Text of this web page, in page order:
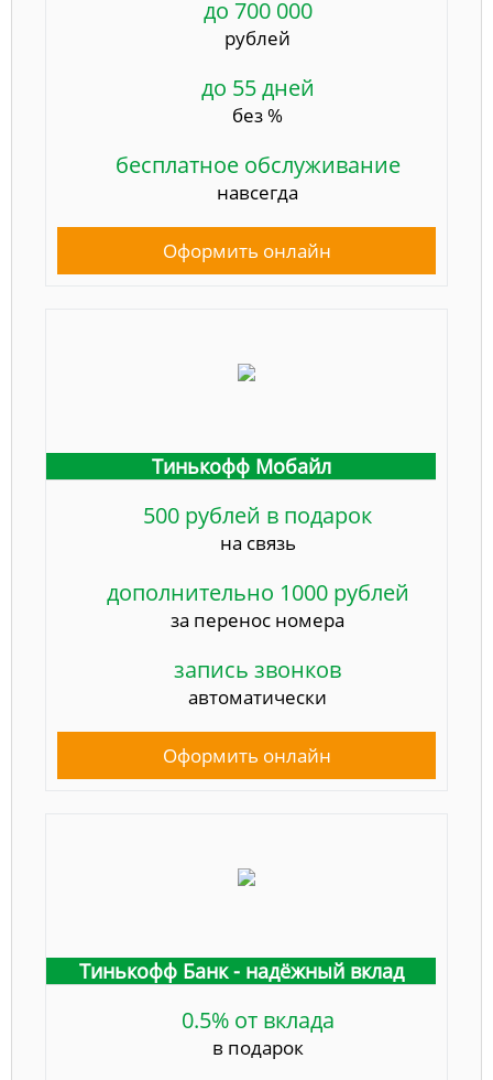
до 700 000
рублей
до 55 дней
без %
бесплатное обслуживание
навсегда
Оформить онлайн
Тинькофф Мобайл
500 рублей в подарок
на связь
дополнительно 1000 рублей
за перенос номера
запись звонков
автоматически
Оформить онлайн
Тинькофф Банк - надёжный вклад
0.5% от вклада
в подарок